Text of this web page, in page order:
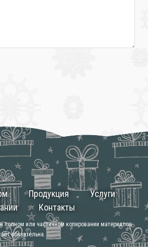
Продукция
Услуги
Контакты
полном или частичном копировании материалов
обязательна.